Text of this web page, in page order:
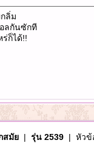
ลิ่ม
ลกันซักที
ร่ก็ได้!!
สมัย| รุ่น 2539| หัวข้